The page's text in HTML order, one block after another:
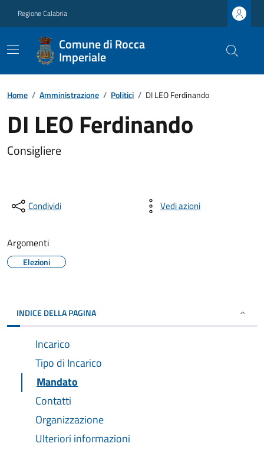
Regione Calabria
Comune di Rocca
Imperiale
Home / Amministrazione / Politici / DI LEO Ferdinando
DI LEO Ferdinando
Consigliere
Condividi Vedi azioni
Argomenti
Elezioni
INDICE DELLA PAGINA
Incarico
Tipo di Incarico
Mandato
Contatti
Organizzazione
Ulteriori informazioni